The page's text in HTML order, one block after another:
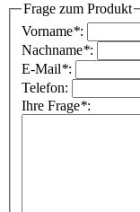
Frage zum Produkt
Vorname*:
Nachname*:
E-Mail*:
Telefon:
Ihre Frage*: